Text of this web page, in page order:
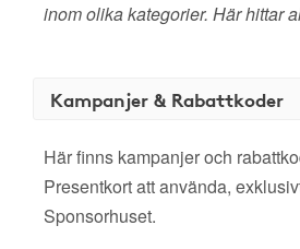
inom olika kategorier. Här hittar
Kampanjer & Rabattkoder
Här finns kampanjer och
Presentkort att använda,
Sponsorhuset.